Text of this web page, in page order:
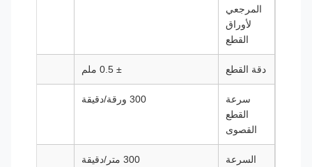
المرجعي
لأوراق
دقة القطع
سرعة
القصوى
السرعة